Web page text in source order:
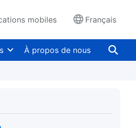
mobiles Français
À propos de nous
seulement en poursuivant la
vérité que l'on peut résoudre ses
notions et ses incompréhensions